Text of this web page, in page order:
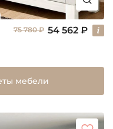
75 780 ₽ 54 562 ₽
мебели